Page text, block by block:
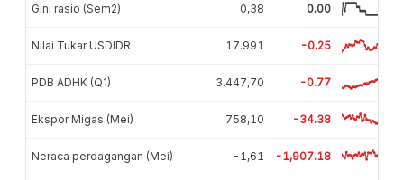
Gini rasio (Sem2) 0,38 0.00
Nilai Tukar USDIDR 17.991 -0.25
PDB ADHK (Q1) 3.447,70 -0.77
Ekspor Migas (Mei) 758,10 -34.38
Neraca perdagangan (Mei) -1,61 -1,907.18